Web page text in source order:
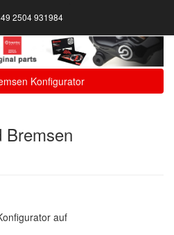
2504 931984
Konfigurator
Bremsen
auf